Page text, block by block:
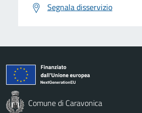
Segnala disservizio
Comune di Caravonica